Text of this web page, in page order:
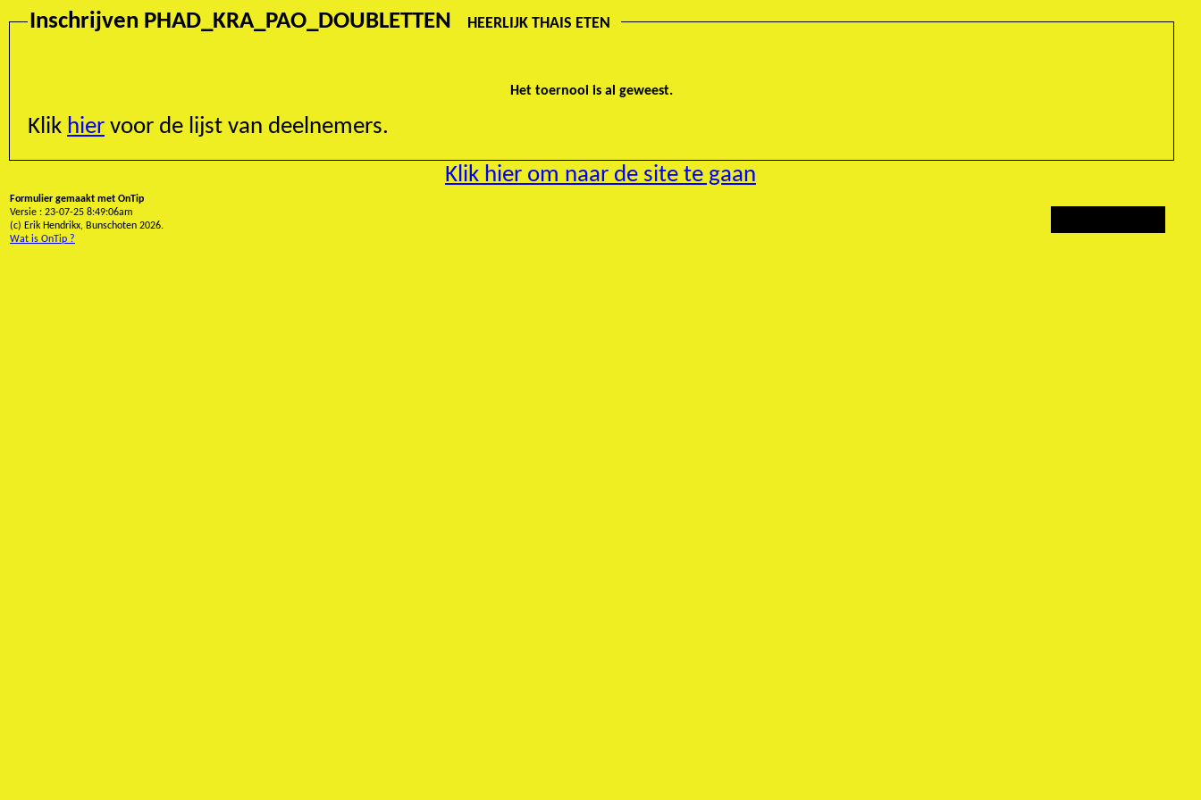
Inschrijven PHAD_KRA_PAO_DOUBLETTEN HEERLIJK THAIS ETEN
Het toernooi is al geweest.
Klik hier voor de lijst van deelnemers.
Klik hier om naar de site te gaan
Formulier gemaakt met OnTip
Versie : 23-07-25 8:49:06am
(c) Erik Hendrikx, Bunschoten 2026.
Wat is OnTip ?